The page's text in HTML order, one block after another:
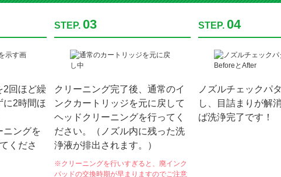
2回ほど繰
に2時間ほ
ニングを
くださ
STEP.03
クリーニング完了後、通常のイ
ンクカートリッジを元に戻して
ヘッドクリーニングを行ってく
ださい。（ノズル内に残った洗
浄液が排出されます。）
※クリーニングを行いすぎると、廃インク
パッドの交換時期が早まりますのでご注意
STEP.04
ノズルチェックパ
し、目詰まりが解
ば洗浄完了です！